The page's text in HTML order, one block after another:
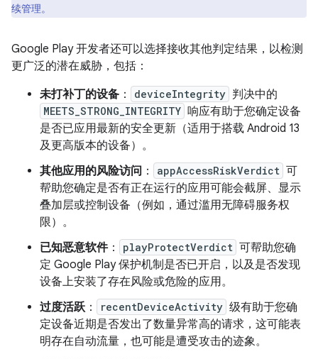
续管理。
Google Play 开发者还可以选择接收其他判定结果，以检测
更广泛的潜在威胁，包括：
未打补丁的设备 ： deviceIntegrity 判决中的
MEETS_STRONG_INTEGRITY 响应有助于您确定设备
是否已应用最新的安全更新（适用于搭载 Android 13
及更高版本的设备）。
其他应用的风险访问 ： appAccessRiskVerdict 可
帮助您确定是否有正在运行的应用可能会截屏、显示
叠加层或控制设备（例如，通过滥用无障碍服务权
限）。
已知恶意软件： playProtectVerdict 可帮助您确
定 Google Play 保护机制是否已开启，以及是否发现
设备上安装了存在风险或危险的应用。
过度活跃 ： recentDeviceActivity 级有助于您确
定设备近期是否发出了数量异常高的请求，这可能表
明存在自动流量，也可能是遭受攻击的迹象。